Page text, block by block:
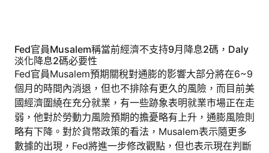
Fed官員Musalem稱當前經濟不支持9月降息2碼，Daly
淡化降息2碼必要性
Fed官員Musalem預期關稅對通膨的影響大部分將在6~9
個月的時間內消退，但也不排除有更久的風險，而目前美
國經濟圍繞在充分就業，有一些跡象表明就業市場正在走
弱，他對於勞動力風險預期的擔憂略有上升，通膨風險則
略有下降。對於貨幣政策的看法，Musalem表示隨更多
數據的出現，Fed將進一步修改觀點，但也表示現在判斷